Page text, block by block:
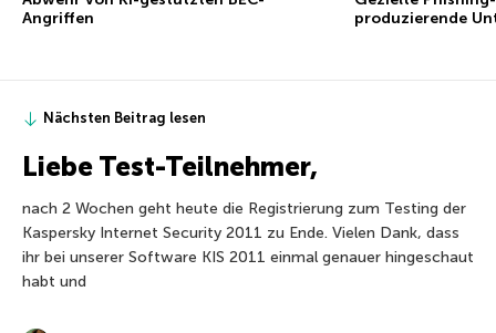
Angriffen
produzierende
Nächsten Beitrag lesen
Liebe Test-Teilnehmer,
nach 2 Wochen geht heute die Registrierung zum Testing der
Kaspersky Internet Security 2011 zu Ende. Vielen Dank, dass
ihr bei unserer Software KIS 2011 einmal genauer hingeschaut
habt und